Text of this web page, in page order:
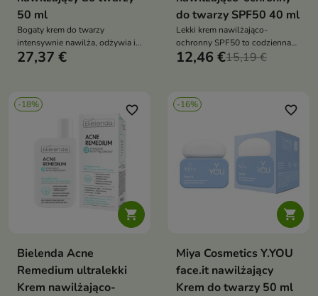
50 ml
Bogaty krem do twarzy
intensywnie nawilża, odżywia i
wspiera odbudowę bariery
fitosterolami, cukrami
nawilżającymi i kwasem
hialuronowym koi, zmiękcza i
poprawia komfort skóry suchej
oraz wrażliwej
27,37 €
do twarzy SPF50 40 ml
Lekki krem nawilżająco-
ochronny SPF50 to codzienna
pielęgnacja dla skóry
niedoskonałości
12,46 €15,19 €
-18%

favorite_border
Bielenda Acne
Remedium ultralekki
Krem nawilżająco-
-16%

favorite_border
Miya Cosmetics Y.YOU
face.it nawilżający
Krem do twarzy 50 ml